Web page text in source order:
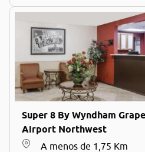
Super 8 By Wyndham
Airport Northwest
A menos de 1,75 Km